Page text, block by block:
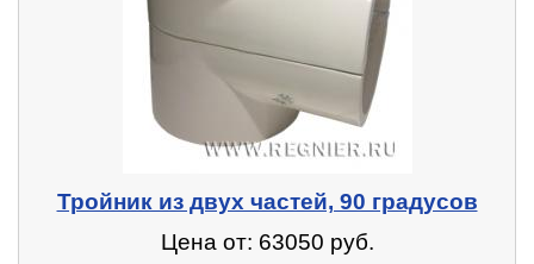
Тройник из двух частей, 90 градусов
Цена от: 63050 руб.